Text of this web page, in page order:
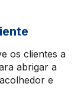
os clientes a
abrigar a
e